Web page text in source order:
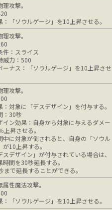
攻撃。
：「ソウルゲージ」を10上昇させる。
攻撃。
件：スライス
威力：500
ーナス：「ソウルゲージ」を10上昇させ
攻撃。
：対象に「デスデザイン」を付与する。
：30秒
イン効果：自身から対象に与えるダメー
上昇させる。
中に対象が倒されると、自身の「ソウル
が10上昇する。
スデザイン」が付与されている場合は、
時間を30秒延長する。
まで延長することができる。
性魔法攻撃。
：「ソウルゲージ」を10上昇させる。